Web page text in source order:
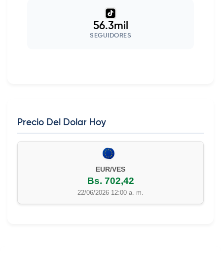
56.3mil
SEGUIDORES
Precio Del Dolar Hoy
EUR/VES
Bs. 702,42
22/06/2026 12:00 a. m.